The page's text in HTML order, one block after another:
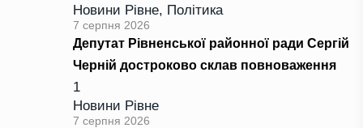
Новини Рівне, Політика
7 серпня 2026
Депутат Рівненської районної ради Сергій
Черній достроково склав повноваження
1
Новини Рівне
7 серпня 2026